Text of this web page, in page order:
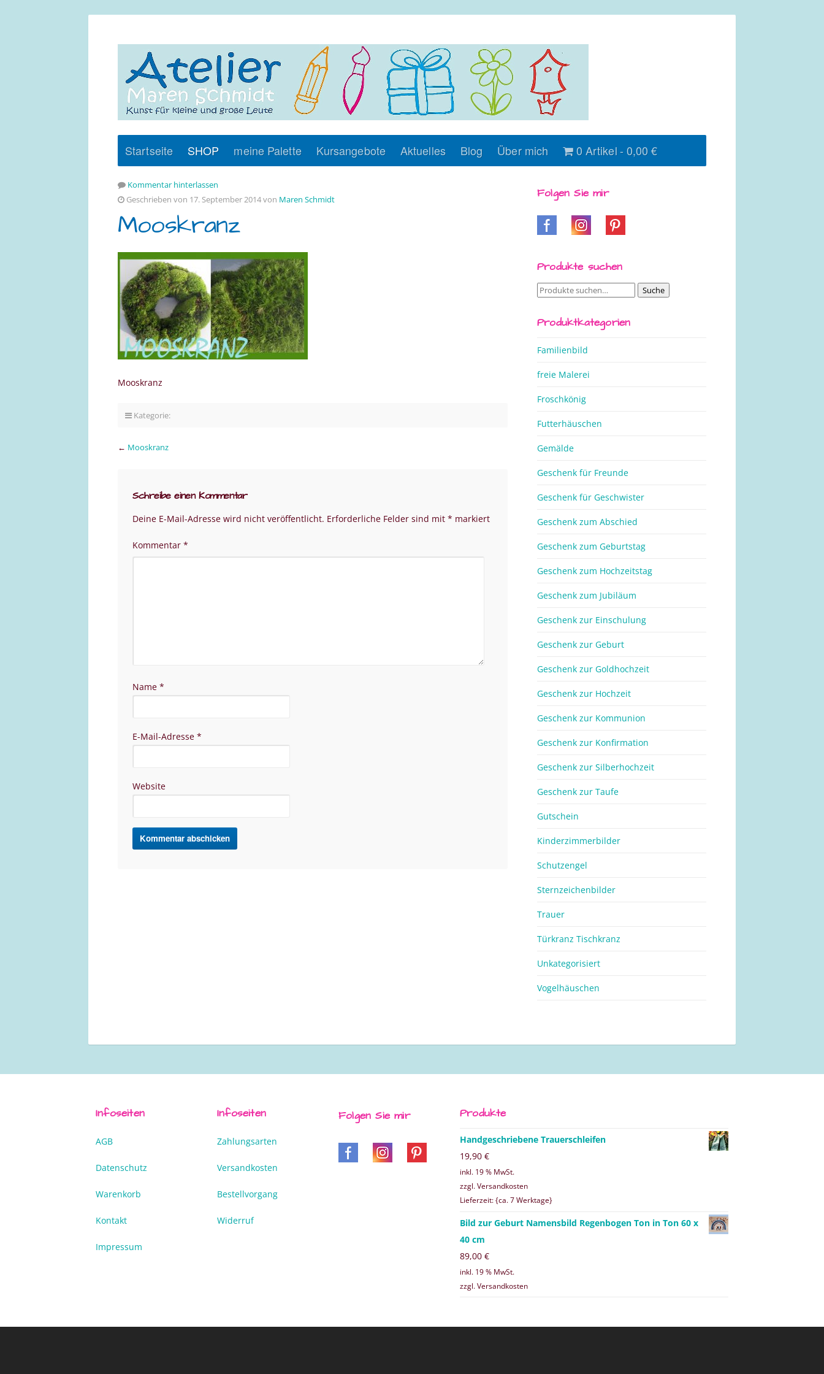
Startseite SHOP meine Palette Kursangebote Aktuelles Blog Über mich 0 Artikel 0,00 €
Kommentar hinterlassen
Geschrieben von 17. September 2014 von Maren Schmidt
Mooskranz
Mooskranz
Kategorie:
← Mooskranz
Schreibe einen Kommentar
Deine E-Mail-Adresse wird nicht veröffentlicht. Erforderliche Felder sind mit * markiert
Kommentar *
Name *
E-Mail-Adresse *
Website
Folgen Sie mir
Produkte suchen
Suche
Suche
Produktkategorien
Familienbild
freie Malerei
Froschkönig
Futterhäuschen
Gemälde
Geschenk für Freunde
Geschenk für Geschwister
Geschenk zum Abschied
Geschenk zum Geburtstag
Geschenk zum Hochzeitstag
Geschenk zum Jubiläum
Geschenk zur Einschulung
Geschenk zur Geburt
Geschenk zur Goldhochzeit
Geschenk zur Hochzeit
Geschenk zur Kommunion
Geschenk zur Konfirmation
Geschenk zur Silberhochzeit
Geschenk zur Taufe
Gutschein
Kinderzimmerbilder
Schutzengel
Sternzeichenbilder
Trauer
Türkranz Tischkranz
Unkategorisiert
Vogelhäuschen
Infoseiten
AGB
Datenschutz
Warenkorb
Kontakt
Impressum
Infoseiten
Zahlungsarten
Versandkosten
Bestellvorgang
Widerruf
Folgen Sie mir Produkte
Handgeschriebene Trauerschleifen
19,90 €
inkl. 19 % MwSt.
zzgl. Versandkosten
Lieferzeit: {ca. 7 Werktage}
Bild zur Geburt Namensbild Regenbogen Ton in Ton 60 x
40 cm
89,00 €
inkl. 19 % MwSt.
zzgl. Versandkosten